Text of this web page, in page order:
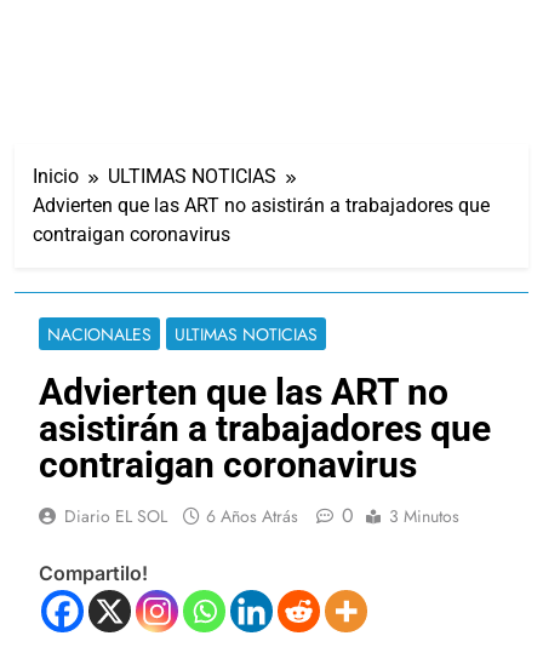
Inicio
ULTIMAS NOTICIAS
Advierten que las ART no asistirán a trabajadores que
contraigan coronavirus
NACIONALES ULTIMAS NOTICIAS
Advierten que las ART no
asistirán a trabajadores que
contraigan coronavirus
Diario EL SOL 6 Años Atrás 0 3 Minutos
Compartilo!